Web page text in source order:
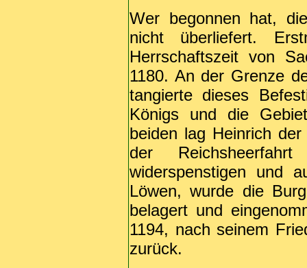
Wer begonnen hat,
nicht überliefert.
Herrschaftszeit von
1180. An der Grenze
tangierte dieses
Königs und die
beiden lag Heinrich
der
widerspenstigen und
Löwen, wurde die
belagert und
1194, nach seinem
zurück.